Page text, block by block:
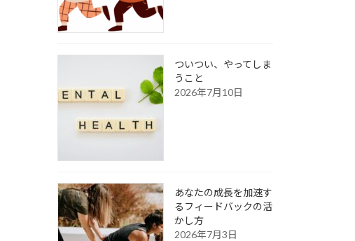
ついつい、やってしま
うこと
2026年7月10日
あなたの成長を加速す
るフィードバックの活
かし方
2026年7月3日